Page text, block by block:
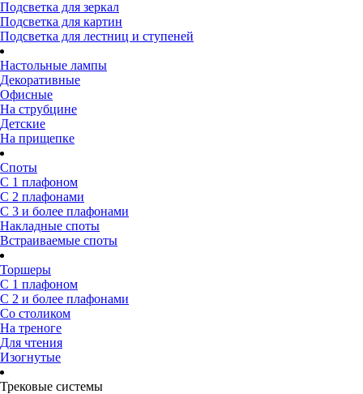
Подсветка для зеркал
Подсветка для картин
Подсветка для лестниц и ступеней
Настольные лампы
Декоративные
Офисные
На струбцине
Детские
На прищепке
Споты
С 1 плафоном
С 2 плафонами
С 3 и более плафонами
Накладные споты
Встраиваемые споты
Торшеры
С 1 плафоном
С 2 и более плафонами
Со столиком
На треноге
Для чтения
Изогнутые
Трековые системы